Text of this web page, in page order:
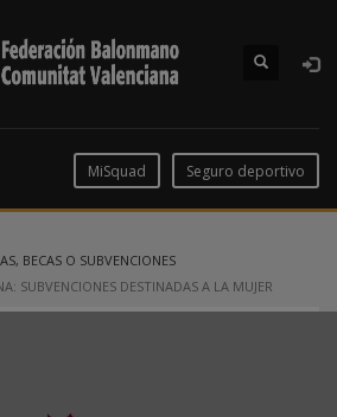
MiSquad Seguro deportivo
BECAS O SUBVENCIONES
SUBVENCIONES DESTINADAS A LA MUJER